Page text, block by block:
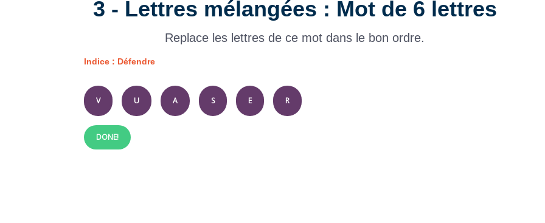
3 - Lettres mélangées : Mot de 6 lettres
Replace les lettres de ce mot dans le bon ordre.
Indice : Défendre
V U A S E R
DONE!